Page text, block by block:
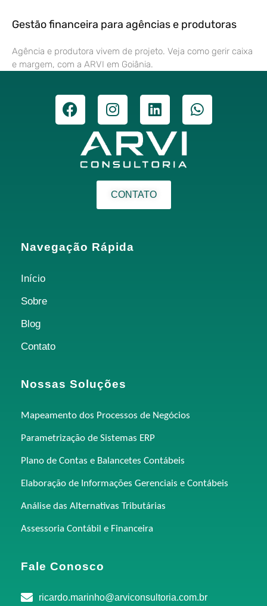
Gestão financeira para agências e produtoras
Agência e produtora vivem de projeto. Veja como gerir caixa
e margem, com a ARVI em Goiânia.
CONTATO
Navegação Rápida
Início
Sobre
Blog
Contato
Nossas Soluções
Mapeamento dos Processos de Negócios
Parametrização de Sistemas ERP
Plano de Contas e Balancetes Contábeis
Elaboração de Informações Gerenciais e Contábeis
Análise das Alternativas Tributárias
Assessoria Contábil e Financeira
Fale Conosco
ricardo.marinho@arviconsultoria.com.br